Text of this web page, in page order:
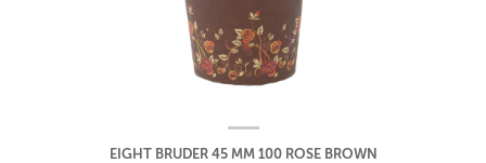
EIGHT BRUDER 45 MM 100 ROSE BROWN